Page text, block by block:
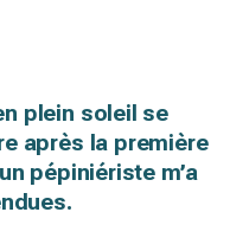
plein soleil se
après la première
pépiniériste m’a